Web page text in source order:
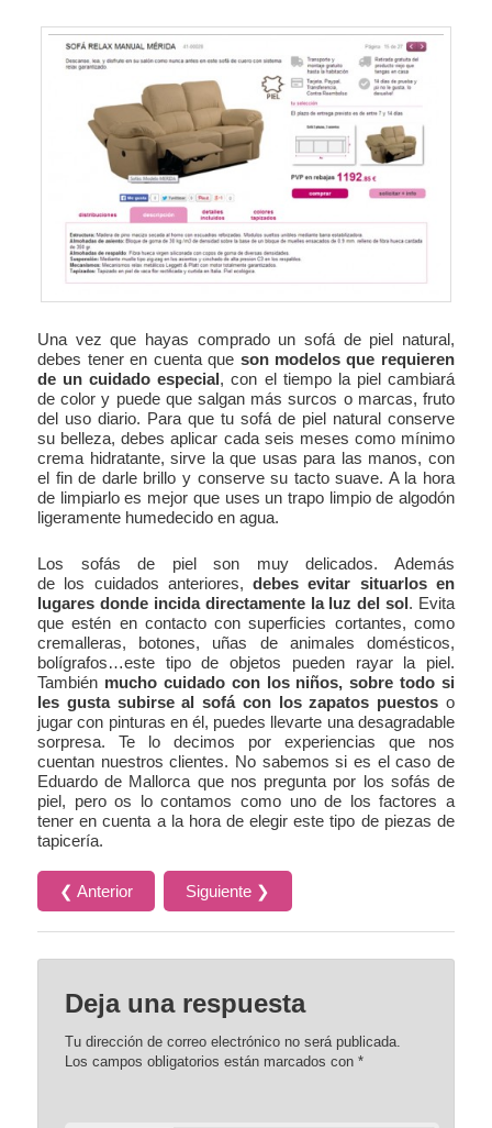
Una vez que hayas comprado un sofá de piel natural,
debes tener en cuenta que son modelos que requieren
de un cuidado especial, con el tiempo la piel cambiará
de color y puede que salgan más surcos o marcas, fruto
del uso diario. Para que tu sofá de piel natural conserve
su belleza, debes aplicar cada seis meses como mínimo
crema hidratante, sirve la que usas para las manos, con
el fin de darle brillo y conserve su tacto suave. A la hora
de limpiarlo es mejor que uses un trapo limpio de algodón
ligeramente humedecido en agua.
Los sofás de piel son muy delicados. Además
de los cuidados anteriores,debes evitar situarlos en
lugares donde incida directamente la luz del sol. Evita
que estén en contacto con superficies cortantes, como
cremalleras, botones, uñas de animales domésticos,
bolígrafos…este tipo de objetos pueden rayar la piel.
También mucho cuidado con los niños, sobre todo si
les gusta subirse al sofá con los zapatos puestos o
jugar con pinturas en él, puedes llevarte una desagradable
sorpresa. Te lo decimos por experiencias que nos
cuentan nuestros clientes. No sabemos si es el caso de
Eduardo de Mallorca que nos pregunta por los sofás de
piel, pero os lo contamos como uno de los factores a
tener en cuenta a la hora de elegir este tipo de piezas de
tapicería.
❮ Anterior Siguiente ❯
Deja una respuesta
Tu dirección de correo electrónico no será publicada.
Los campos obligatorios están marcados con*